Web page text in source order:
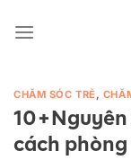
qua
CHĂM SÓC TRẺ,
cách